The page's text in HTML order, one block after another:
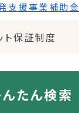
支援事業補助金
ト保証制度
たん検索